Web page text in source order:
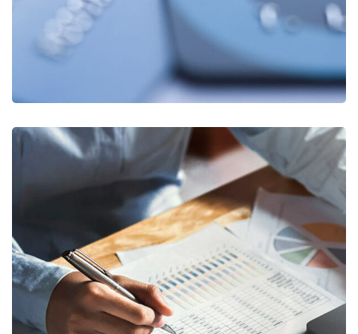
Insurance Finance